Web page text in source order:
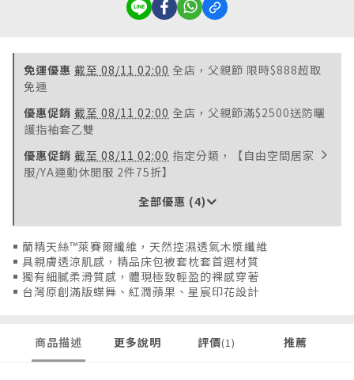
免運優惠 截至 08/11 02:00 全店，父親節 限時$888超取
免運
優惠促銷 截至 08/11 02:00 全店，父親節滿$2500送防曬
護指袖套乙雙
優惠促銷 截至 08/11 02:00 指定分類，【自由空間居家
服/YA運動休閒服 2件75折】
全部優惠 (4)
￭ 蘭精天絲™萊賽爾纖維，天然控濕透氣木漿纖維
￭ 具親膚透涼肌感，精品床包被套枕套首選材質
￭ 獨有細膩柔滑質感，體現極致輕盈的裸感穿著
￭ 台灣原創滿版蝶舞、紅潤蘋果、星宸印花設計
商品描述 更多說明 評價(1) 推薦